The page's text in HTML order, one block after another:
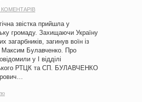
КОМЕНТАРІВ
звістка прийшла у
громаду. Захищаючи Україну
загарбників, загинув воїн із
Максим Булавченко. Про
у І відділі
РТЦК та СП. БУЛАВЧЕНКО